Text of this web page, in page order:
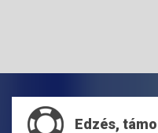
Edzés,